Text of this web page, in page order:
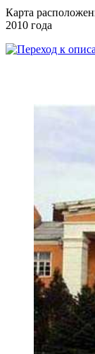
Карта
2010 года